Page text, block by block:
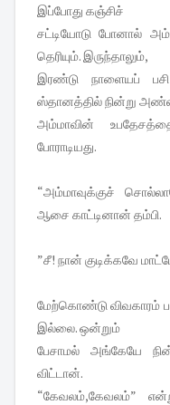
இப்போது கஞ்சிச்
சட்டியோடு போனால்
தெரியும். இருந்தாலும்,
இரண்டு நாளையப்
ஸ்தானத்தில் நின்று
அம்மாவின்
போராடியது.
“அம்மாவுக்குச்
ஆசை காட்டினான் தம்பி.
”சீ! நான் குடிக்கவே
மேற்கொண்டு விவகாரம்
இல்லை. ஒன்றும்
பேசாமல் அங்கேயே
விட்டான்.
“கேவலம்,கேவலம்”